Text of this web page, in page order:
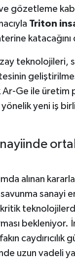
gözetleme
Triton
katacağını
teknolojileri,
Ge ile üretim
yeni iş
alınan
savunma sanayi
kritik
bekleniyor.
caydırıcılık
uzun vadeli